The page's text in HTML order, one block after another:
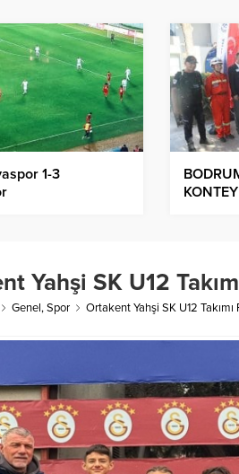
1-3
Yahşi SK U12
Genel,Spor Ortakent Yahşi SK U12 Takımı